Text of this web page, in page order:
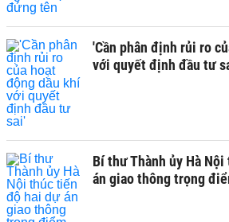
'Cần phân định rủi ro
với quyết định đầu tư
Bí thư Thành ủy Hà
án giao thông trọng